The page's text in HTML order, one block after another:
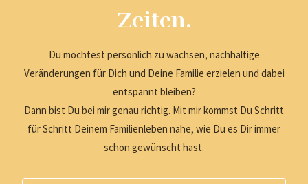
Zeiten.
Du möchtest persönlich zu wachsen, nachhaltige
Veränderungen für Dich und Deine Familie erzielen und dabei
entspannt bleiben?
Dann bist Du bei mir genau richtig. Mit mir kommst Du Schritt
für Schritt Deinem Familienleben nahe, wie Du es Dir immer
schon gewünscht hast.